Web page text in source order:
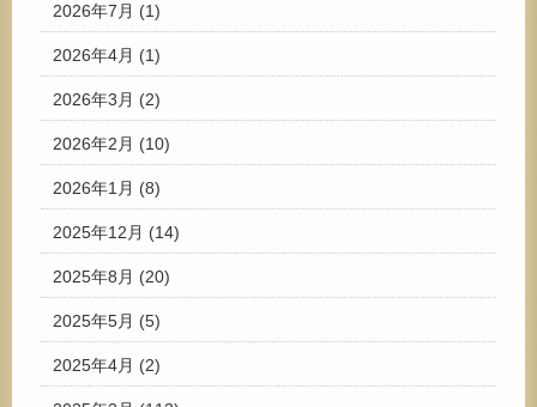
2026年7月 (1)
2026年4月 (1)
2026年3月 (2)
2026年2月 (10)
2026年1月 (8)
2025年12月 (14)
2025年8月 (20)
2025年5月 (5)
2025年4月 (2)